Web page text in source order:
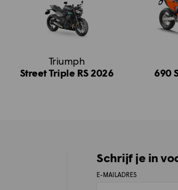
Triumph
Street Triple RS 2026
690
Schrijf je in
E-MAILADRES